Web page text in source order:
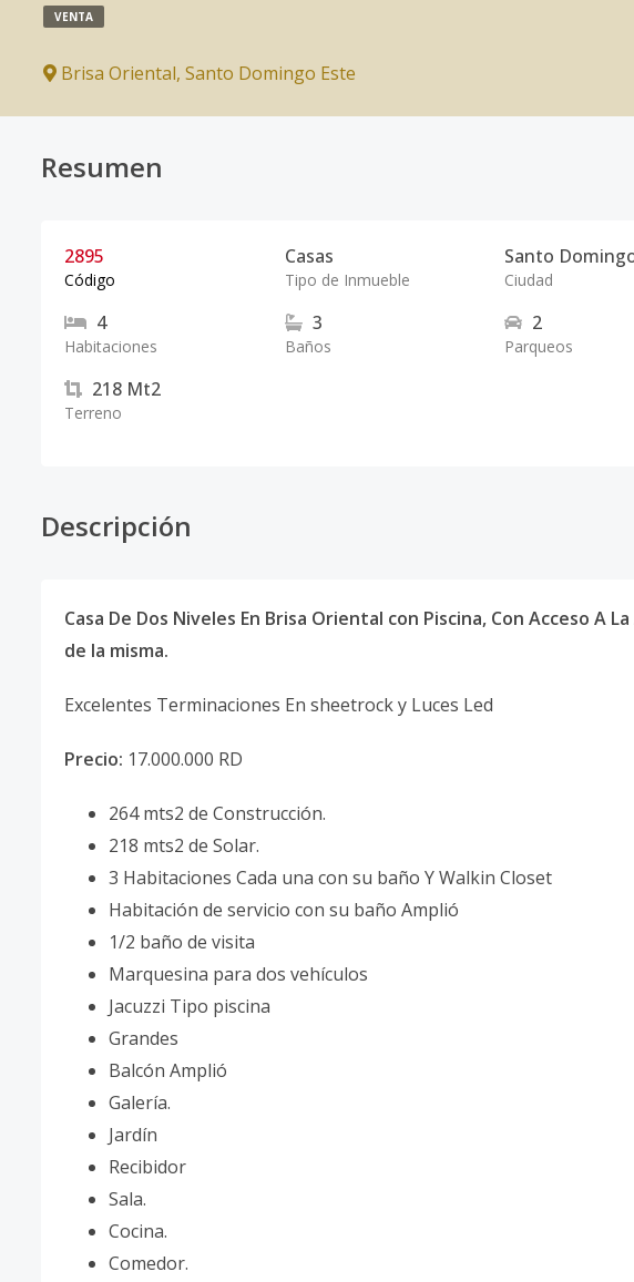
VENTA
Brisa Oriental, Santo Domingo Este
Resumen
2895
Código
Casas
Tipo de Inmueble
Santo
Ciudad
4
Habitaciones
3
Baños
2
Parqueos
218 Mt2
Terreno
Descripción
Casa De Dos Niveles En Brisa Oriental con Piscina, Con Acceso A
de la misma.
Excelentes Terminaciones En sheetrock y Luces Led
Precio: 17.000.000 RD
264 mts2 de Construcción.
218 mts2 de Solar.
3 Habitaciones Cada una con su baño Y Walkin Closet
Habitación de servicio con su baño Amplió
1/2 baño de visita
Marquesina para dos vehículos
Jacuzzi Tipo piscina
Grandes
Balcón Amplió
Galería.
Jardín
Recibidor
Sala.
Cocina.
Comedor.